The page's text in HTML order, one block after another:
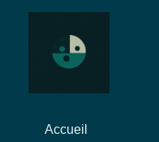
Accueil